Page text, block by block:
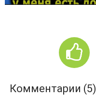
r
Комментарии (5)